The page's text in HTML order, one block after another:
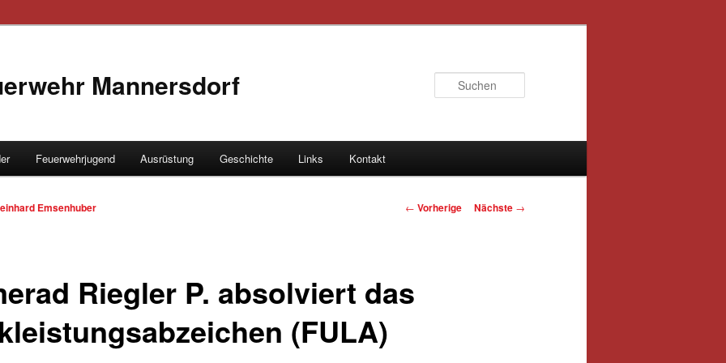
Mannersdorf
Feuerwehrjugend Ausrüstung Geschichte Links Kontakt
Artikelnavigation
← Vorherige Nächste →
Riegler P. absolviert das
(FULA)
Emsenhuber